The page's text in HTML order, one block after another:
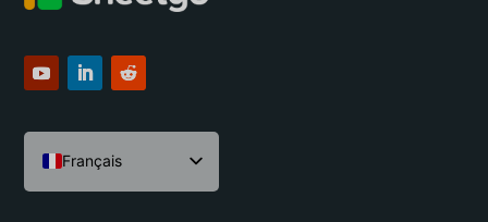
Français
English